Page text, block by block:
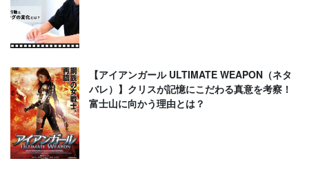
【アイアンガール ULTIMATE WEAPON（ネタ
バレ）】クリスが記憶にこだわる真意を考察！
富士山に向かう理由とは？